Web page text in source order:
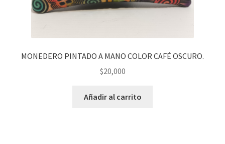
MONEDERO PINTADO A MANO COLOR CAFÉ OSCURO.
$20,000
Añadir al carrito